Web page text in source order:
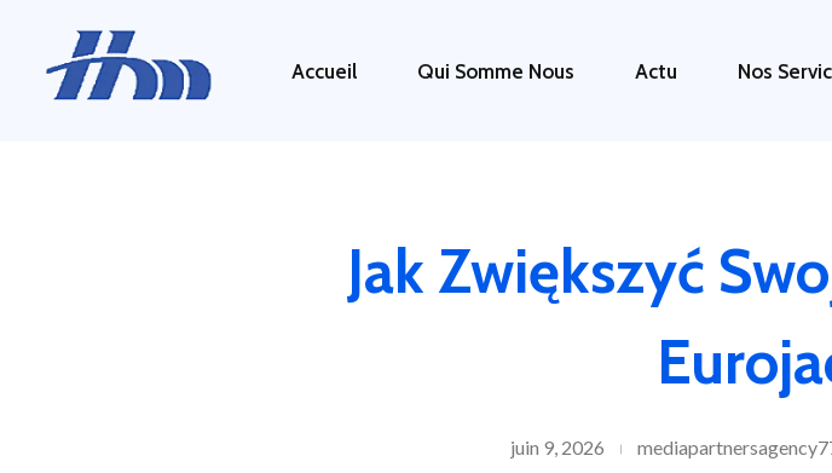
Accueil Qui Somme Nous Actu Nos
Jak Zwiększyć
juin 9, 2026